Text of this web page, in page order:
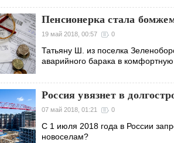
Пенсионерка стала
19 май 2018, 00:57 0
Татьяну Ш. из поселка
аварийного барака в комфортную
Россия увязнет в
07 май 2018, 01:21 0
С 1 июля 2018 года в России
новоселам?